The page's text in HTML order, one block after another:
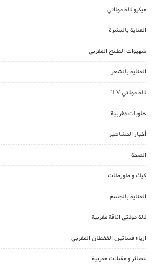
ميكرو لالة مولاتي
العناية بالبشرة
شهيوات الطبخ المغربي
العناية بالشعر
لالة مولاتي TV
حلويات مغربية
أخبار المشاهير
الصحة
كيك و طورطات
العناية بالجسم
لالة مولاتي اناقة مغربية
ازياء فساتين القفطان المغربي
عصائر و مقبلات مغربية